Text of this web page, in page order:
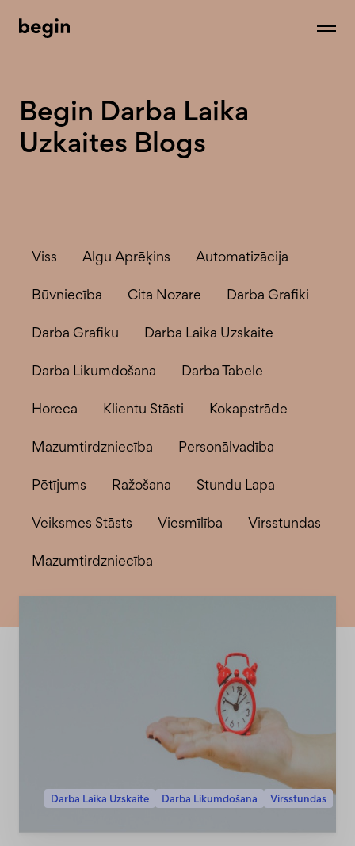
Begin Darba Laika
Uzkaites Blogs
Viss Algu Aprēķins Automatizācija
Būvniecība Cita Nozare Darba Grafiki
Darba Grafiku Darba Laika Uzskaite
Darba Likumdošana Darba Tabele
Horeca Klientu Stāsti Kokapstrāde
Mazumtirdzniecība Personālvadība
Pētījums Ražošana Stundu Lapa
Veiksmes Stāsts Viesmīlība Virsstundas
Мazumtirdzniecība
Darba Laika Uzskaite Darba Likumdošana Virsstundas